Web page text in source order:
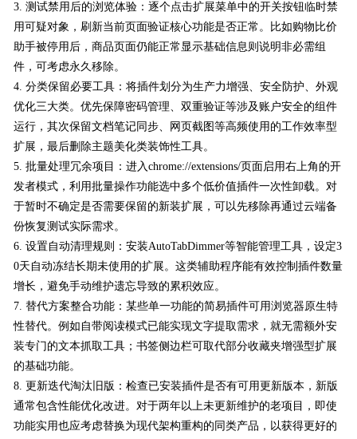
3. 测试禁用后的浏览体验：逐个点击扩展菜单中的开关按钮临时禁
用可疑对象，刷新当前页面验证核心功能是否正常。比如购物比价
助手被停用后，商品页面仍能正常显示基础信息则说明非必需组
件，可考虑永久移除。
4. 分类保留必要工具：将插件划分为生产力增强、安全防护、外观
优化三大类。优先保障密码管理、双重验证等涉及账户安全的组件
运行，其次保留文档笔记同步、网页截图等高频使用的工作效率型
扩展，最后删除主题美化类装饰性工具。
5. 批量处理冗余项目：进入chrome://extensions/页面启用右上角的开
发者模式，利用批量操作功能选中多个低价值插件一次性卸载。对
于暂时不确定是否需要保留的新装扩展，可以先移除再通过云端备
份恢复测试实际需求。
6. 设置自动清理规则：安装AutoTabDimmer等智能管理工具，设定3
0天自动冻结长期未使用的扩展。这类辅助程序能有效控制插件数量
增长，避免手动维护遗忘导致的累积效应。
7. 替代方案整合功能：某些单一功能的简易插件可用浏览器原生特
性替代。例如自带阅读模式已能实现文字提取需求，就无需额外安
装专门的文本抓取工具；书签侧边栏可取代部分收藏夹增强型扩展
的基础功能。
8. 更新迭代淘汰旧版：检查已安装插件是否有可用更新版本，新版
通常包含性能优化改进。对于两年以上未更新维护的老项目，即使
功能实用也应考虑替换为现代架构重构的同类产品，以获得更好的